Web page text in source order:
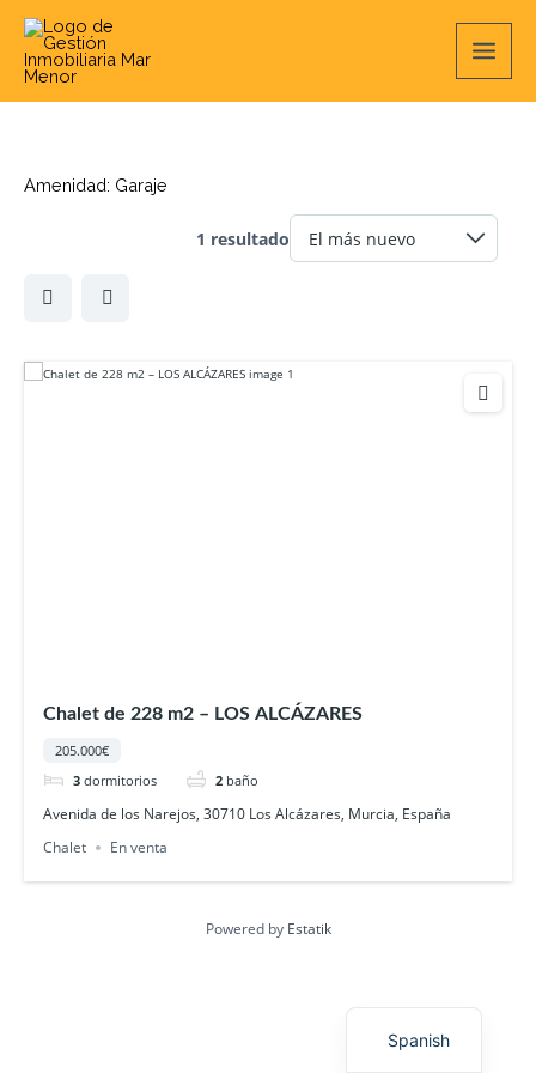
contenido
Main
Amenidad: Garaje
1 resultado
Chalet de 228 m2 – LOS ALCÁZARES
205.000€
3 dormitorios 2 baño
Avenida de los Narejos, 30710 Los Alcázares, Murcia, España
Chalet
En venta
Powered by Estatik
Spanish